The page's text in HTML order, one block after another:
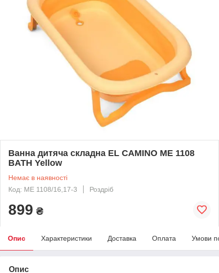
Ванна дитяча складна EL CAMINO ME 1108
BATH Yellow
Немає в наявності
Код: ME 1108/16,17-3
Роздріб
899 ₴
Опис Характеристики Доставка Оплата Умови
Опис